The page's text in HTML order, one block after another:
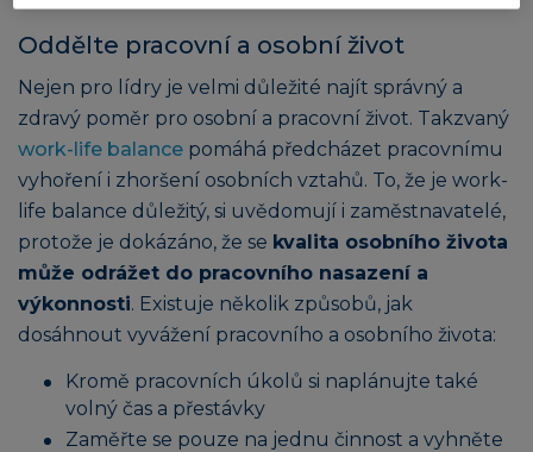
Oddělte pracovní a osobní život
Nejen pro lídry je velmi důležité najít správný a
zdravý poměr pro osobní a pracovní život. Takzvaný
work-life balance pomáhá předcházet pracovnímu
vyhoření i zhoršení osobních vztahů. To, že je work-
life balance důležitý, si uvědomují i zaměstnavatelé,
protože je dokázáno, že se kvalita osobního života
může odrážet do pracovního nasazení a
výkonnosti. Existuje několik způsobů, jak
dosáhnout vyvážení pracovního a osobního života:
Kromě pracovních úkolů si naplánujte také
volný čas a přestávky
Zaměřte se pouze na jednu činnost a vyhněte